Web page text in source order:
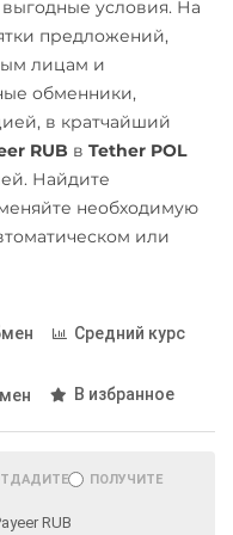
условия. На
предложений,
лицам и
обменники,
в кратчайший
RUB в Tether POL
Найдите
необходимую
или
Средний курс
В избранное
ПОЛУЧИТЕ
RUB